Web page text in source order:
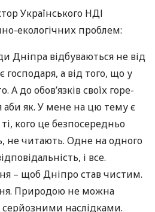
Українського НДІ
екологічних проблем:
Дніпра відбуваються не від
господаря, а від того, що у
А до обов’язків своїх горе-
аби як. У мене на цю тему є
кого це безпосередньо
не читають. Одне на одного
і все.
– щоб Дніпро став чистим.
Природою не можна
серйозними наслідками.